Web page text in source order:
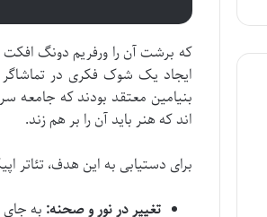
ایجاد یک شوک فکری در
بنیامین معتقد بودند که جامعه
اند که هنر باید آن را بر هم زند.
برای دستیابی به این هدف، تئاتر
تغییر در نور و صحنه: به جای